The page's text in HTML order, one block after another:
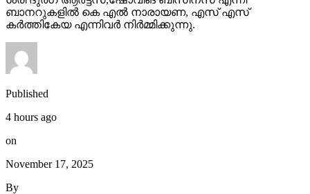
ബാനറുകളിൽ കെ എൽ നാരായണ, എസ് എസ്
കർത്തികേയ എന്നിവർ നിർമ്മിക്കുന്നു.
Published
4 hours ago
on
November 17, 2025
By